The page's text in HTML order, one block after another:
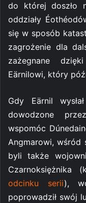
do której doszło
oddziały
się w sposób
zagrożenie dla
zażegnane
Eärnilowi, który
Gdy Eärnil
dowodzone
wspomóc
Angmarowi, wśród
byli także
Czarnoksiężnika
odcinku serii),
poprowadził swój